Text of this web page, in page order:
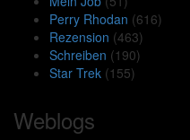
Perry Rhodan (616)
Rezension (463)
Schreiben (190)
Star Trek (155)
Weblogs